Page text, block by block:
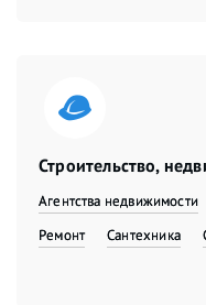
Строительство,
Агентства недвижимости
Ремонт
Сантехника